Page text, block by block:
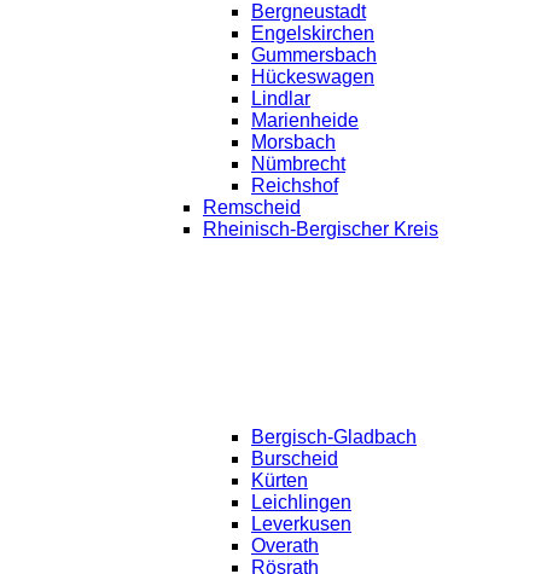
Bergneustadt
Engelskirchen
Gummersbach
Hückeswagen
Lindlar
Marienheide
Morsbach
Nümbrecht
Reichshof
Remscheid
Rheinisch-Bergischer Kreis
Bergisch-Gladbach
Burscheid
Kürten
Leichlingen
Leverkusen
Overath
Rösrath